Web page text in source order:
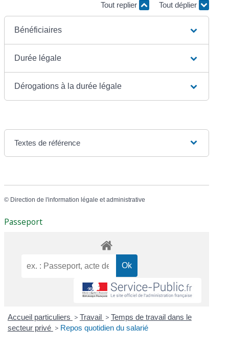
Tout replier Tout déplier
Bénéficiaires
Durée légale
Dérogations à la durée légale
Textes de référence
© Direction de l'information légale et administrative
Passeport
Accueil particuliers > Travail > Temps de travail dans le
secteur privé > Repos quotidien du salarié